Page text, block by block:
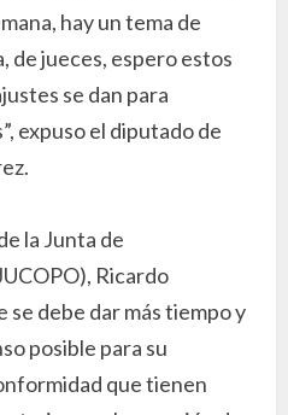
hay un tema de
jueces, espero estos
se dan para
expuso el diputado de
la Junta de
Ricardo
debe dar más tiempo y
posible para su
que tienen